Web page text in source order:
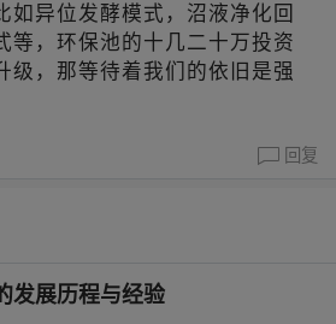
如异位发酵模式，沼液净化回
等，环保池的十几二十万投资
级，那等待着我们的依旧是强
回复
发展历程与经验